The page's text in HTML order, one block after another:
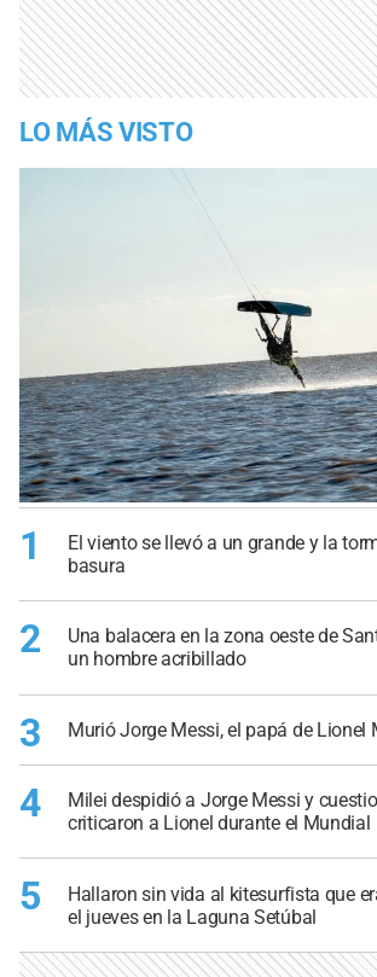
LO MÁS VISTO
1
El viento se llevó a un grande y la
basura
2
Una balacera en la zona oeste de
un hombre acribillado
3 Murió Jorge Messi, el papá de Lionel
4
Milei despidió a Jorge Messi y
criticaron a Lionel durante el Mundial
5
Hallaron sin vida al kitesurfista que
el jueves en la Laguna Setúbal